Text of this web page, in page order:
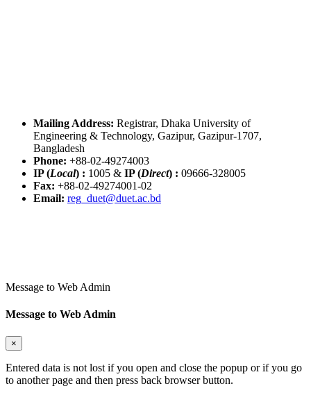
Mailing Address: Registrar, Dhaka University of
Engineering & Technology, Gazipur, Gazipur-1707,
Bangladesh
Phone: +88-02-49274003
IP (Local) : 1005 & IP (Direct) : 09666-328005
Fax: +88-02-49274001-02
Email: reg_duet@duet.ac.bd
Message to Web Admin
Message to Web Admin
×
Entered data is not lost if you open and close the popup or if you go
to another page and then press back browser button.